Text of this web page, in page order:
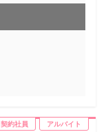
契約社員 アルバイト